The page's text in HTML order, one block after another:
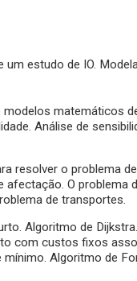
um estudo de IO.
matemáticos
Análise de
resolver o problema
afectação. O problema
de transportes.
Algoritmo de
com custos fixos
Algoritmo de